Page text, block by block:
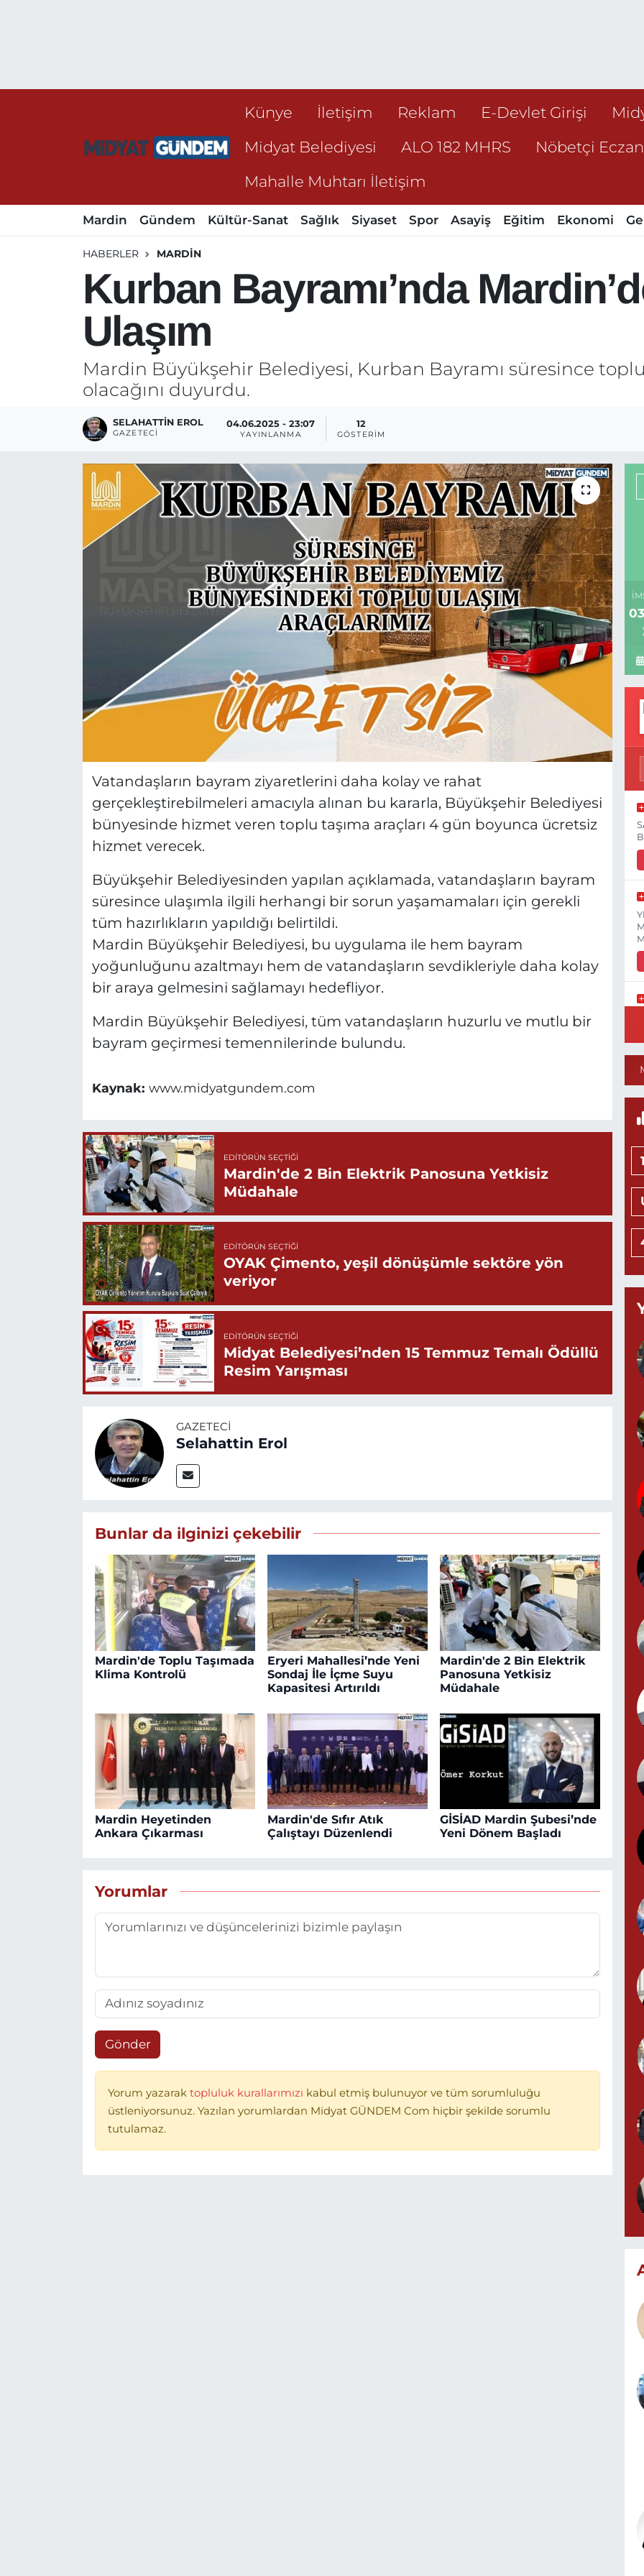
Künye İletişim Reklam E-Devlet Girişi
Midyat Belediyesi
ALO 182 MHRS Nöbetçi
Mahalle Muhtarı İletişim
Mardin Gündem Kültür-Sanat Sağlık Siyaset Spor Asayiş Eğitim Ekonomi
HABERLER MARDIN
Kurban Bayramı’nda
Ulaşım
Mardin Büyükşehir Belediyesi, Kurban Bayramı süresince
olacağını duyurdu.
SELAHATTIN EROL
GAZETECI
04.06.2025 - 23:07
YAYINLANMA
12
GÖSTERIM
Vatandaşların bayram ziyaretlerini daha kolay ve rahat
gerçekleştirebilmeleri amacıyla alınan bu kararla, Büyükşehir Belediyesi
bünyesinde hizmet veren toplu taşıma araçları 4 gün boyunca ücretsiz
hizmet verecek.
Büyükşehir Belediyesinden yapılan açıklamada, vatandaşların bayram
süresince ulaşımla ilgili herhangi bir sorun yaşamamaları için gerekli
tüm hazırlıkların yapıldığı belirtildi.
Mardin Büyükşehir Belediyesi, bu uygulama ile hem bayram
yoğunluğunu azaltmayı hem de vatandaşların sevdikleriyle daha kolay
bir araya gelmesini sağlamayı hedefliyor.
Mardin Büyükşehir Belediyesi, tüm vatandaşların huzurlu ve mutlu bir
bayram geçirmesi temennilerinde bulundu.
Kaynak: www.midyatgundem.com
EDITÖRÜN SEÇTIĞI
Mardin'de 2 Bin Elektrik Panosuna Yetkisiz
Müdahale
EDITÖRÜN SEÇTIĞI
OYAK Çimento, yeşil dönüşümle sektöre yön
veriyor
EDITÖRÜN SEÇTIĞI
Midyat Belediyesi’nden 15 Temmuz Temalı Ödüllü
Resim Yarışması
GAZETECI
Selahattin Erol
Bunlar da ilginizi çekebilir
Mardin'de Toplu Taşımada
Klima Kontrolü
Eryeri Mahallesi’nde Yeni
Sondaj İle İçme Suyu
Kapasitesi Artırıldı
Mardin'de 2 Bin Elektrik
Panosuna Yetkisiz
Müdahale
Mardin Heyetinden
Ankara Çıkarması
Mardin'de Sıfır Atık
Çalıştayı Düzenlendi
GİSİAD Mardin Şubesi’nde
Yeni Dönem Başladı
Yorumlar
Gönder
Yorum yazarak topluluk kurallarımızı kabul etmiş bulunuyor ve tüm sorumluluğu
üstleniyorsunuz. Yazılan yorumlardan Midyat GÜNDEM Com hiçbir şekilde sorumlu
tutulamaz.